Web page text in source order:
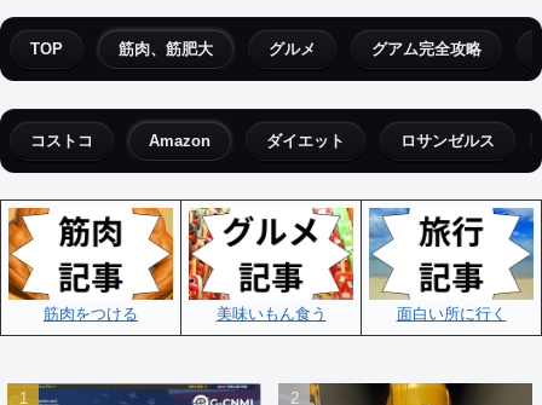
TOP 筋肉、筋肥大 グルメ グアム完全攻略
コストコ Amazon ダイエット ロサンゼルス
筋肉をつける 美味いもん食う 面白い所に行く